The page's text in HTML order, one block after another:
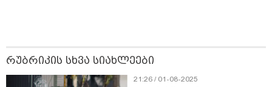
რუბრიკის სხვა სიახლეები
21:26 / 01-08-2025